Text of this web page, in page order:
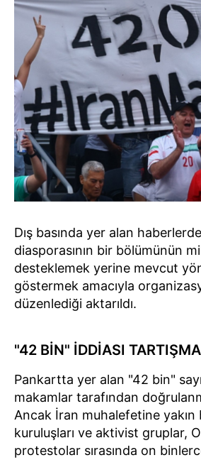
Dış basında yer alan
diasporasının bir bölümünün
desteklemek yerine mevcut
göstermek amacıyla
düzenlediği aktarıldı.
"42 BİN" İDDİASI
Pankartta yer alan "42 bin"
makamlar tarafından
Ancak İran muhalefetine yakın
kuruluşları ve aktivist gruplar,
protestolar sırasında on